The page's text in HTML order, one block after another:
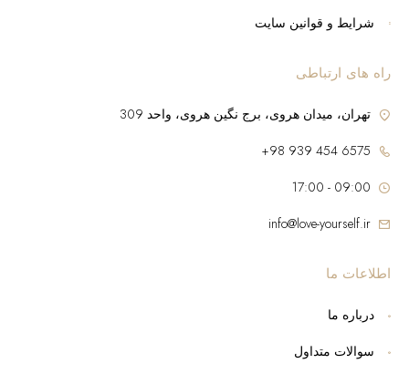
شرایط و قوانین سایت
راه های ارتباطی
تهران، میدان هروی، برج نگین هروی، واحد 309
6575 454 939 98+
09:00 - 17:00
info@love-yourself.ir
اطلاعات ما
درباره ما
سوالات متداول